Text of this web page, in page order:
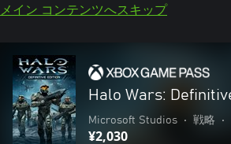
メイン コンテンツへスキップ
Halo Wars:
Microsoft Studios • 戦略 •
¥2,030